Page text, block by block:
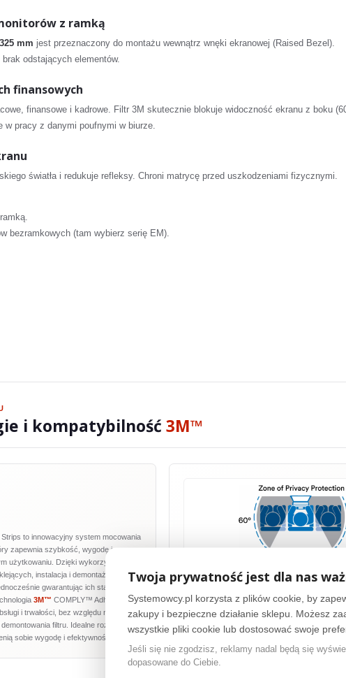
z ramką
mm jest przeznaczony do montażu wewnątrz wnęki ekranowej (Raised Bezel).
odstających elementów.
finansowych
finansowe i kadrowe. Filtr 3M skutecznie blokuje widoczność ekranu z boku
pracy z danymi poufnymi w biurze.
światła i redukuje refleksy. Chroni matrycę przed uszkodzeniami fizycznymi.
bezramkowych (tam wybierz serię EM).
i kompatybilność 3M™
to innowacyjny system mocowania
zapewnia szybkość, wygodę i
użytkowaniu. Dzięki wykorzystaniu
instalacja i demontaż filtrów jest
gwarantując ich stabilne i
3M™ COMPLY™ Adhesive
i trwałości, bez względu na
filtru. Idealne rozwiązanie
sobie wygodę i efektywność.
Strefa prywatności 60°
Filtr pomaga ograniczyć widoczność danych
obok, typowo w zakresie około 60° po lewej i
sprawdza się w biurach, recepcjach, open
publicznych.
Twoja prywatność jest dla nas
Systemowcy.pl korzysta z plików cookie, by
zakupy i bezpieczne działanie sklepu. Możesz
wszystkie pliki cookie lub dostosować swoje
Jeśli się nie zgodzisz, reklamy nadal będą się
dopasowane do Ciebie.